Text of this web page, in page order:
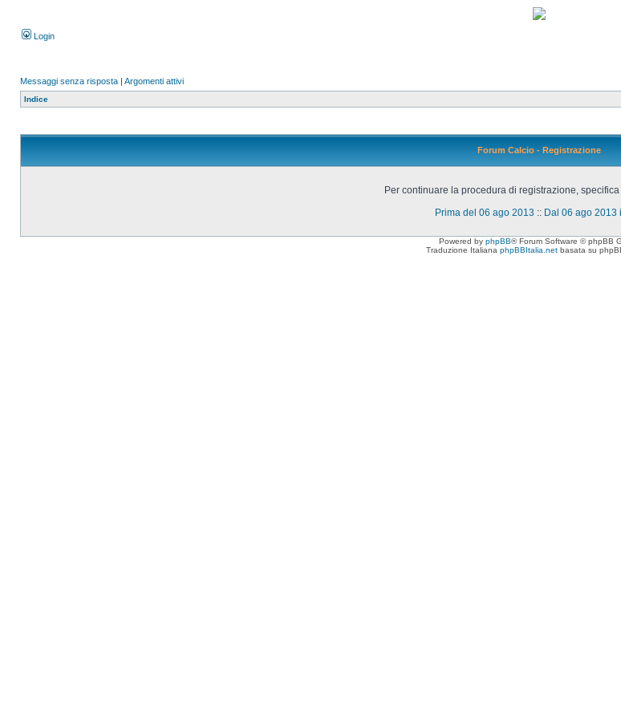
Login
Messaggi senza risposta | Argomenti attivi
Indice
Forum Calcio - Registrazione
Per continuare la procedura di registrazione,
Prima del 06 ago 2013 :: Dal 06 ago 2013
Powered by phpBB® Forum Software © phpBB
Traduzione Italiana phpBBItalia.netbasata su